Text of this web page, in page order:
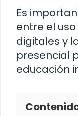
Es
entre el
digitales y
presencial
educación